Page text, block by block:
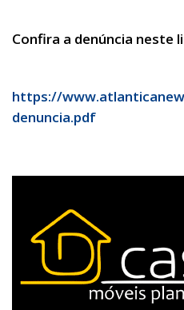
Confira a denúncia neste
https://
denuncia.pdf